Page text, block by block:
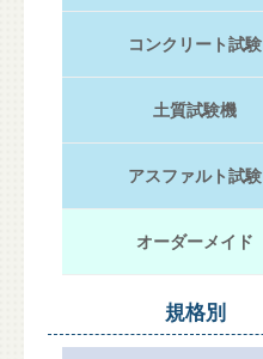
コンクリート試験
土質試験機
アスファルト試験
オーダーメイド
規格別